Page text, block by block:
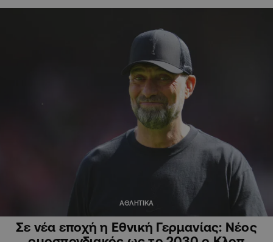
ΑΘΛΗΤΙΚΑ
Σε νέα εποχή η Εθνική Γερμανίας: Νέος